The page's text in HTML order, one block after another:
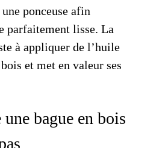
ponceuse afin
parfaitement lisse. La
à appliquer de l’huile
et met en valeur ses
bague en bois